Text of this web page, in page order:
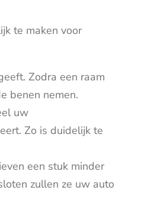
te maken voor
Zodra een raam
benen nemen.
uw
Zo is duidelijk te
een stuk minder
zullen ze uw auto